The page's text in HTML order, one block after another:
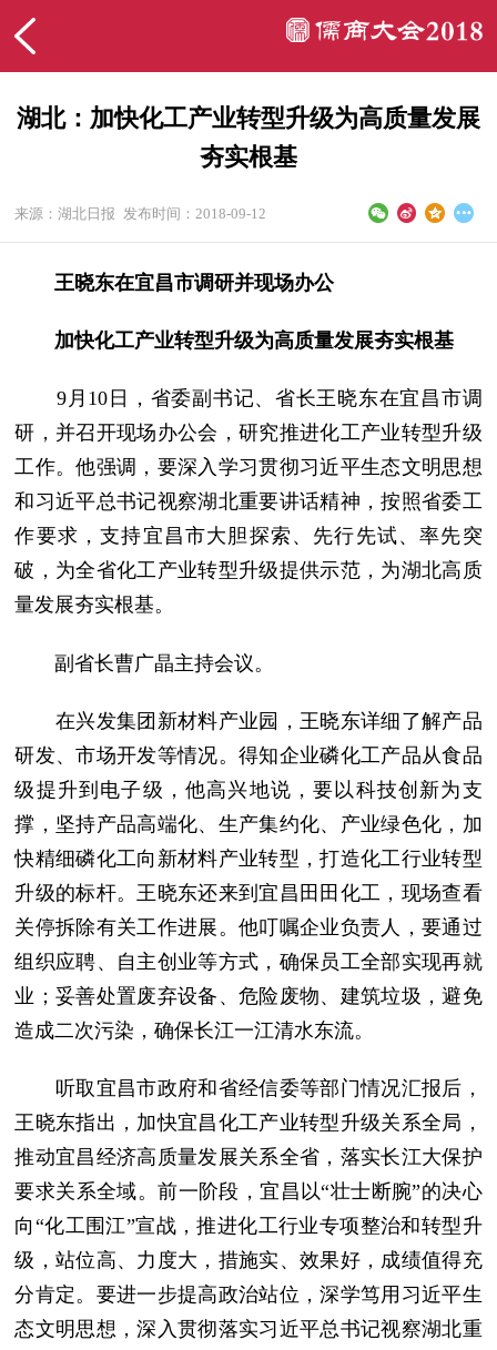
湖北：加快化工产业转型升级为高质量发展
夯实根基
来源：湖北日报 发布时间：2018-09-12
王晓东在宜昌市调研并现场办公
加快化工产业转型升级为高质量发展夯实根基
9月10日，省委副书记、省长王晓东在宜昌市调
研，并召开现场办公会，研究推进化工产业转型升级
工作。他强调，要深入学习贯彻习近平生态文明思想
和习近平总书记视察湖北重要讲话精神，按照省委工
作要求，支持宜昌市大胆探索、先行先试、率先突
破，为全省化工产业转型升级提供示范，为湖北高质
量发展夯实根基。
副省长曹广晶主持会议。
在兴发集团新材料产业园，王晓东详细了解产品
研发、市场开发等情况。得知企业磷化工产品从食品
级提升到电子级，他高兴地说，要以科技创新为支
撑，坚持产品高端化、生产集约化、产业绿色化，加
快精细磷化工向新材料产业转型，打造化工行业转型
升级的标杆。王晓东还来到宜昌田田化工，现场查看
关停拆除有关工作进展。他叮嘱企业负责人，要通过
组织应聘、自主创业等方式，确保员工全部实现再就
业；妥善处置废弃设备、危险废物、建筑垃圾，避免
造成二次污染，确保长江一江清水东流。
听取宜昌市政府和省经信委等部门情况汇报后，
王晓东指出，加快宜昌化工产业转型升级关系全局，
推动宜昌经济高质量发展关系全省，落实长江大保护
要求关系全域。前一阶段，宜昌以“壮士断腕”的决心
向“化工围江”宣战，推进化工行业专项整治和转型升
级，站位高、力度大，措施实、效果好，成绩值得充
分肯定。要进一步提高政治站位，深学笃用习近平生
态文明思想，深入贯彻落实习近平总书记视察湖北重